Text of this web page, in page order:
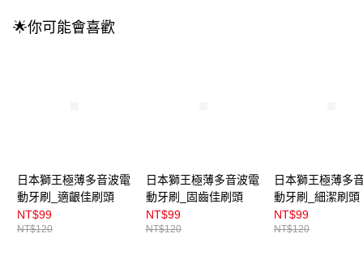
消。如遇「轉專審核」未通過狀況，表示未達大哥付你分期系統評分，恕無
買賣價金債權讓與本公司後，依約使用本公司帳單繳交帳款。
2.基於同意付款使用「大哥付你分期」之契約關係目的，商店將以您的個人
資料（包含姓名、電話或地址）提供予台灣大哥大進項蒐集、處理及利用，
由本公司與您本人進行分期帳單所需資料之確認、核對及更正。
每筆NT$100，滿NT$899(含以上)免運費
每筆NT$100，滿NT$899(含以上)免運費
宅配
每筆NT$100，滿NT$899(含以上)免運費
🌟你可能會喜歡
日本獅王極薄多音波電
動牙刷_適齦佳刷頭
NT$99
NT$120
日本獅王極薄多音波電
動牙刷_固齒佳刷頭
NT$99
NT$120
日本獅王極薄多
動牙刷_細潔刷頭
NT$99
NT$120